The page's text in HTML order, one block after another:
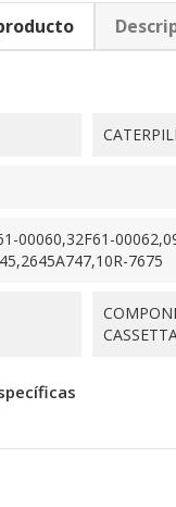
00060,32F61-
7675